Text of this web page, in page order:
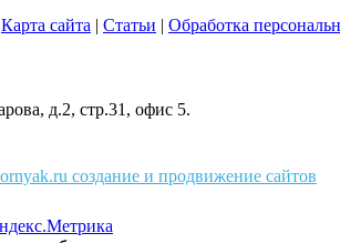
Карта сайта | Статьи | Обработка
д.2, стр.31, офис 5.
создание и продвижение сайтов